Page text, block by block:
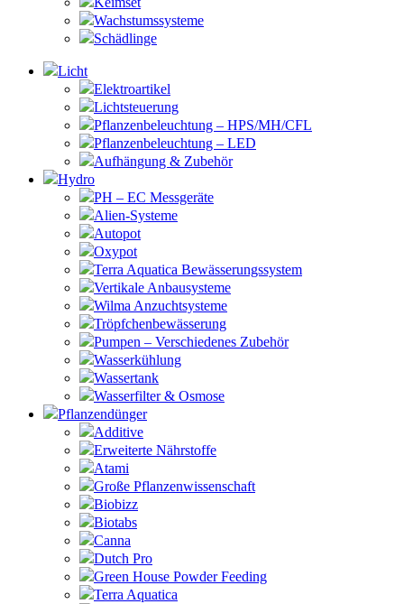
Wachstumssysteme
Schädlinge
Licht
Elektroartikel
Lichtsteuerung
Pflanzenbeleuchtung – HPS/MH/CFL
Pflanzenbeleuchtung – LED
Aufhängung & Zubehör
Hydro
PH – EC Messgeräte
Alien-Systeme
Autopot
Oxypot
Terra Aquatica Bewässerungssystem
Vertikale Anbausysteme
Wilma Anzuchtsysteme
Tröpfchenbewässerung
Pumpen – Verschiedenes Zubehör
Wasserkühlung
Wassertank
Wasserfilter & Osmose
Pflanzendünger
Additive
Erweiterte Nährstoffe
Atami
Große Pflanzenwissenschaft
Biobizz
Biotabs
Canna
Dutch Pro
Green House Powder Feeding
Terra Aquatica